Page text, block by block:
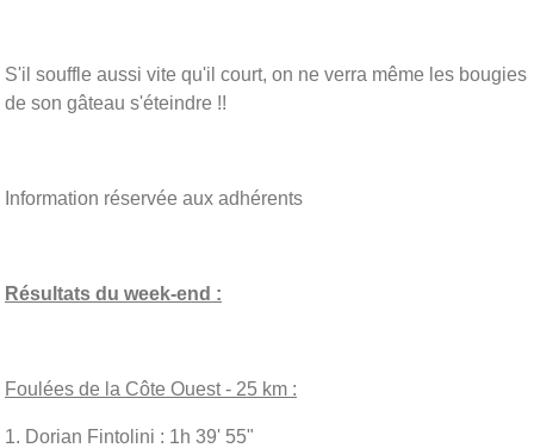
S'il souffle aussi vite qu'il court, on ne verra même les bougies
de son gâteau s'éteindre !!
Information réservée aux adhérents
Résultats du week-end :
Foulées de la Côte Ouest - 25 km :
1. Dorian Fintolini : 1h 39' 55"